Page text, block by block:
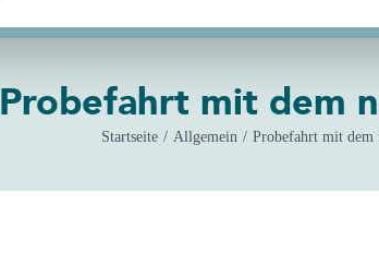
Probefahrt mit dem
Startseite Allgemein Probefahrt mit dem